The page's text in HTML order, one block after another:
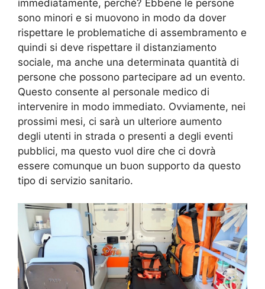
immediatamente, perché? Ebbene le persone
sono minori e si muovono in modo da dover
rispettare le problematiche di assembramento e
quindi si deve rispettare il distanziamento
sociale, ma anche una determinata quantità di
persone che possono partecipare ad un evento.
Questo consente al personale medico di
intervenire in modo immediato. Ovviamente, nei
prossimi mesi, ci sarà un ulteriore aumento
degli utenti in strada o presenti a degli eventi
pubblici, ma questo vuol dire che ci dovrà
essere comunque un buon supporto da questo
tipo di servizio sanitario.